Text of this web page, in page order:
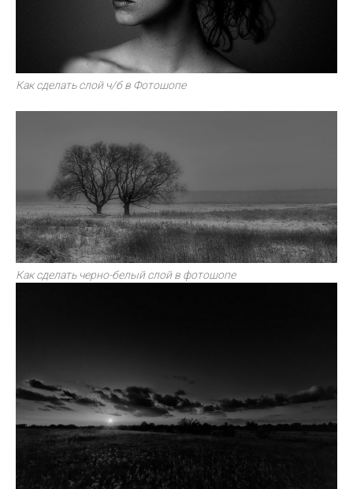
Как сделать слой ч/б в Фотошопе
Как сделать черно-белый слой в фотошопе